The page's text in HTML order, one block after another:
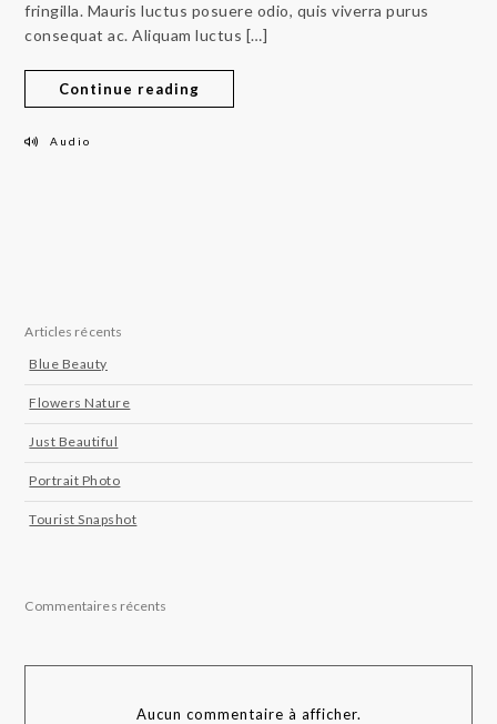
fringilla. Mauris luctus posuere odio, quis viverra purus
consequat ac. Aliquam luctus […]
Continue reading
Audio
Articles récents
Blue Beauty
Flowers Nature
Just Beautiful
Portrait Photo
Tourist Snapshot
Commentaires récents
Aucun commentaire à afficher.